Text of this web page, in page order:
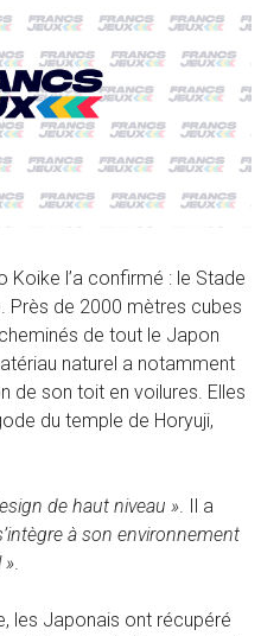
Koike l’a confirmé : le Stade
Près de 2000 mètres cubes
de tout le Japon
naturel a notamment
de son toit en voilures. Elles
du temple de Horyuji,
de haut niveau ». Il a
à son environnement
.
les Japonais ont récupéré